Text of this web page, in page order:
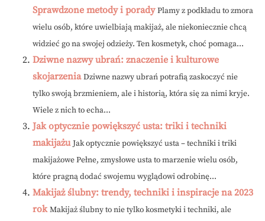
Sprawdzone metody i porady Plamy z podkładu to zmora
wielu osób, które uwielbiają makijaż, ale niekoniecznie chcą
widzieć go na swojej odzieży. Ten kosmetyk, choć pomaga...
Dziwne nazwy ubrań: znaczenie i kulturowe
skojarzenia Dziwne nazwy ubrań potrafią zaskoczyć nie
tylko swoją brzmieniem, ale i historią, która się za nimi kryje.
Wiele z nich to echa...
Jak optycznie powiększyć usta: triki i techniki
makijażu Jak optycznie powiększyć usta – techniki i triki
makijażowe Pełne, zmysłowe usta to marzenie wielu osób,
które pragną dodać swojemu wyglądowi odrobinę...
Makijaż ślubny: trendy, techniki i inspiracje na 2023
rok Makijaż ślubny to nie tylko kosmetyki i techniki, ale